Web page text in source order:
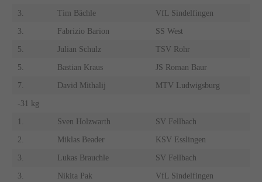
3. Tim Bächle VfL Sindelfingen
3. Fabrizio Barion SS West
5. Julian Schulz TSV Rohr
5. Bastian Kraus JS Roman Baur
7. David Mithalij MTV Ludwigsburg
-31 kg
1. Sven Holzwarth SV Fellbach
2. Miklas Beader KSV Esslingen
3. Lukas Brauchle SV Fellbach
3. Nikita Pak VfL Sindelfingen